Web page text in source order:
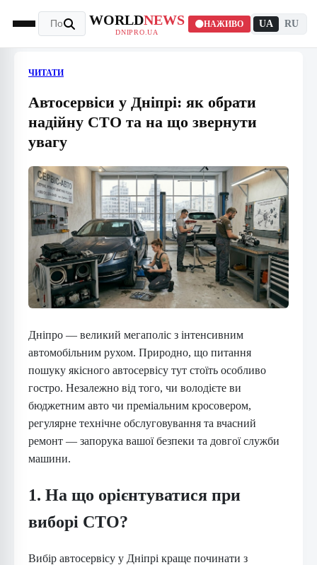
WORLDNEWS
DNIPRO.UA
НАЖИВО UA RU
ЧИТАТИ
Автосервіси у Дніпрі: як обрати
надійну СТО та на що звернути
увагу
Дніпро — великий мегаполіс з інтенсивним
автомобільним рухом. Природно, що питання
пошуку якісного автосервісу тут стоїть особливо
гостро. Незалежно від того, чи володієте ви
бюджетним авто чи преміальним кросовером,
регулярне технічне обслуговування та вчасний
ремонт — запорука вашої безпеки та довгої служби
машини.
1. На що орієнтуватися при
виборі СТО?
Вибір автосервісу у Дніпрі краще починати з